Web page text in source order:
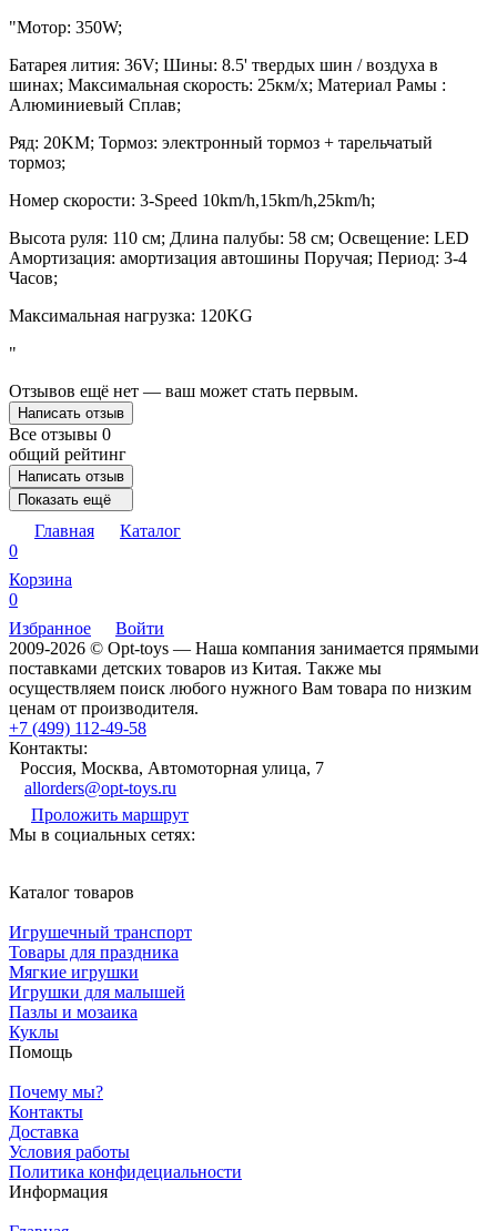
"Мотор: 350W;
Батарея лития: 36V; Шины: 8.5' твердых шин / воздуха в
шинах; Максимальная скорость: 25км/х; Материал Рамы :
Алюминиевый Сплав;
Ряд: 20KM; Тормоз: электронный тормоз + тарельчатый
тормоз;
Номер скорости: 3-Speed 10km/h,15km/h,25km/h;
Высота руля: 110 см; Длина палубы: 58 см; Освещение: LED
Амортизация: амортизация автошины Поручая; Период: 3-4
Часов;
Максимальная нагрузка: 120KG
"
Отзывов ещё нет — ваш может стать первым.
Написать отзыв
Все отзывы 0
общий рейтинг
Написать отзыв
Показать ещё
Главная
Каталог
0
Корзина
0
Избранное
Войти
2009-2026 © Opt-toys — Наша компания занимается прямыми
поставками детских товаров из Китая. Также мы
осуществляем поиск любого нужного Вам товара по низким
ценам от производителя.
+7 (499) 112-49-58
Контакты:
Россия, Москва, Автомоторная улица, 7
allorders@opt-toys.ru
Проложить маршрут
Мы в социальных сетях:
Каталог товаров
Игрушечный транспорт
Товары для праздника
Мягкие игрушки
Игрушки для малышей
Пазлы и мозаика
Куклы
Помощь
Почему мы?
Контакты
Доставка
Условия работы
Политика конфидециальности
Информация